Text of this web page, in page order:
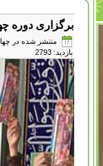
برگزاری دوره
منتشر شده در چهارشنبه, 08
بازدید: 2793